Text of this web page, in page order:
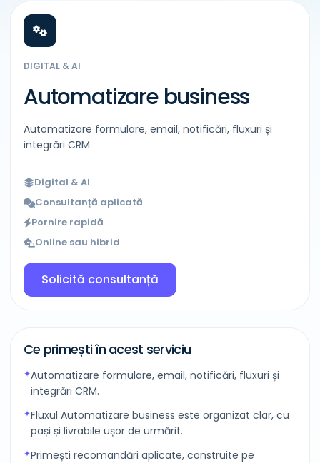
DIGITAL & AI
Automatizare business
Automatizare formulare, email, notificări, fluxuri și
integrări CRM.
Digital & AI
Consultanță aplicată
Pornire rapidă
Online sau hibrid
Solicită consultanță
Ce primești în acest serviciu
Automatizare formulare, email, notificări, fluxuri și
integrări CRM.
Fluxul Automatizare business este organizat clar, cu
pași și livrabile ușor de urmărit.
Primești recomandări aplicate, construite pe